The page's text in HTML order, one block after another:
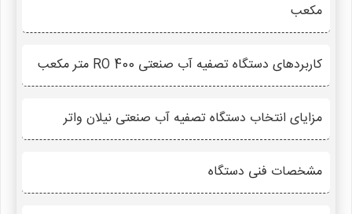
مکعب
کاربردهای دستگاه تصفیه آب صنعتی RO 400 متر مکعب
مزایای انتخاب دستگاه تصفیه آب صنعتی نیلان واتر
مشخصات فنی دستگاه